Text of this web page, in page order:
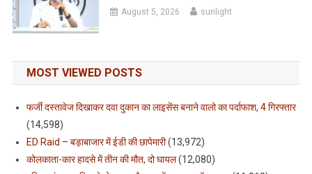
August 5, 2026 sunlight
MOST VIEWED POSTS
फर्जी दस्तावेज दिखाकर दवा दुकान का लाइसेंस बनाने वालो का पर्दाफाश, 4 गिरफ्तार
(14,598)
ED Raid – बड़ाबाजार में ईडी की छापेमारी(13,972)
कोलकाता-कार हादसे में तीन की मौत, दो घायल(12,080)